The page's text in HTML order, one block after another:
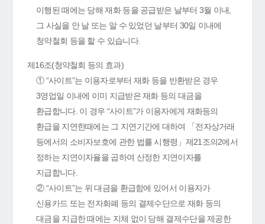
이행된 때에는 당해 재화 등을 공급받은 날부터 3월 이내,
그 사실을 안 날 또는 알 수 있었던 날부터 30일 이내에
청약철회 등을 할 수 있습니다.
제16조(청약철회 등의 효과)
① “사이트”는 이용자로부터 재화 등을 반환받은 경우
3영업일 이내에 이미 지급받은 재화 등의 대금을
환급합니다. 이 경우 “사이트”가 이용자에게 재화등의
환급을 지연한때에는 그 지연기간에 대하여 「전자상거래
등에서의 소비자보호에 관한 법률 시행령」제21조의2에서
정하는 지연이자율을 곱하여 산정한 지연이자를
지급합니다.
② “사이트”는 위 대금을 환급함에 있어서 이용자가
신용카드 또는 전자화폐 등의 결제수단으로 재화 등의
대금을 지급한 때에는 지체 없이 당해 결제수단을 제공한